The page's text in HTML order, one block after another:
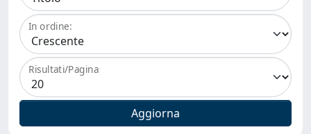
In ordine:
Risultati/Pagina